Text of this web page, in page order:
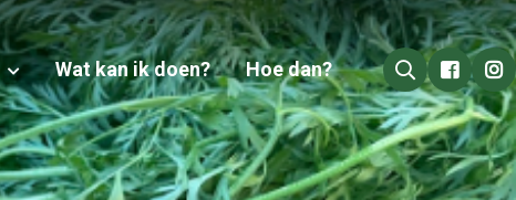
Wat kan ik doen? Hoe dan? Go to